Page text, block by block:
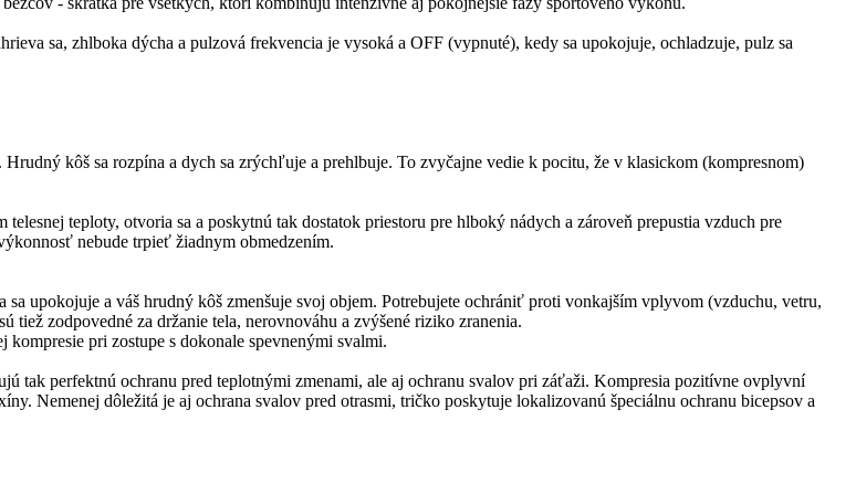
sa, zhlboka dýcha a pulzová frekvencia je vysoká a OFF (vypnuté), kedy sa upokojuje, ochladzuje, pulz sa
kôš sa rozpína a dych sa zrýchľuje a prehlbuje. To zvyčajne vedie k pocitu, že v klasickom (kompresnom)
teploty, otvoria sa a poskytnú tak dostatok priestoru pre hlboký nádych a zároveň prepustia vzduch pre
nebude trpieť žiadnym obmedzením.
upokojuje a váš hrudný kôš zmenšuje svoj objem. Potrebujete ochrániť proti vonkajším vplyvom (vzduchu, vetru,
zodpovedné za držanie tela, nerovnováhu a zvýšené riziko zranenia.
pri zostupe s dokonale spevnenými svalmi.
tak perfektnú ochranu pred teplotnými zmenami, ale aj ochranu svalov pri záťaži. Kompresia pozitívne ovplyvní
Nemenej dôležitá je aj ochrana svalov pred otrasmi, tričko poskytuje lokalizovanú špeciálnu ochranu bicepsov a